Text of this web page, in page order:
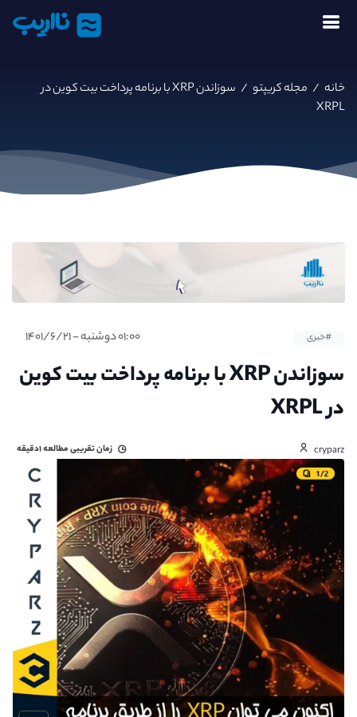
نااریب
خانه / مجله کریپتو /
سوزاندن XRP با برنامه پرداخت بیت کوین در
XRPL
#خبری ۰۱:۰۰ دوشنبه - ۱۴۰۱/۶/۲۱
سوزاندن XRP با برنامه پرداخت بیت کوین
در XRPL
cryparz زمان تقریبی مطالعه۱دقیقه